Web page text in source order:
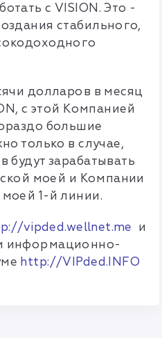
с VISION. Это -
стабильного,
долларов в месяц
с этой Компанией
большие
только в случае,
будут зарабатывать
моей и Компании
1-й линии.
vipded.wellnet.me и
информационно-
http://VIPded.INFO